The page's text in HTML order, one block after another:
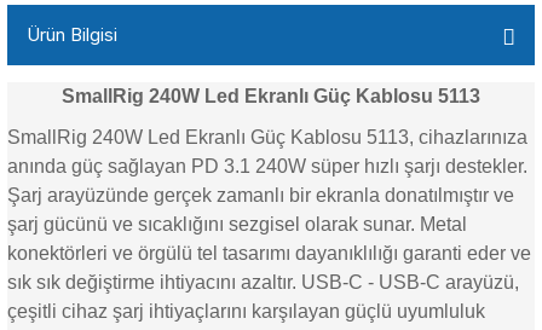
Ürün Bilgisi
SmallRig 240W Led Ekranlı Güç Kablosu 5113
SmallRig 240W Led Ekranlı Güç Kablosu 5113, cihazlarınıza
anında güç sağlayan PD 3.1 240W süper hızlı şarjı destekler.
Şarj arayüzünde gerçek zamanlı bir ekranla donatılmıştır ve
şarj gücünü ve sıcaklığını sezgisel olarak sunar. Metal
konektörleri ve örgülü tel tasarımı dayanıklılığı garanti eder ve
sık sık değiştirme ihtiyacını azaltır. USB-C - USB-C arayüzü,
çeşitli cihaz şarj ihtiyaçlarını karşılayan güçlü uyumluluk